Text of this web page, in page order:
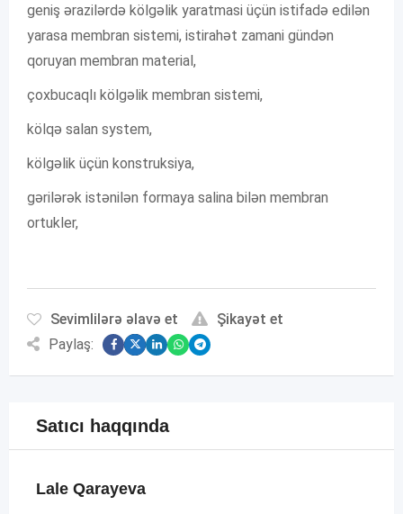
geniş ərazilərdə kölgəlik yaratmasi üçün istifadə edilən
yarasa membran sistemi, istirahət zamani gündən
qoruyan membran material,
çoxbucaqlı kölgəlik membran sistemi,
kölqə salan system,
kölgəlik üçün konstruksiya,
gərilərək istənilən formaya salina bilən membran
ortukler,
Sevimlilərə əlavə et
Şikayət et
Paylaş:
Satıcı haqqında
Lale Qarayeva